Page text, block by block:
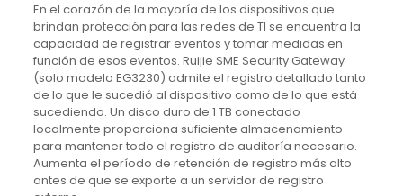
En el corazón de la mayoría de los dispositivos que
brindan protección para las redes de TI se encuentra la
capacidad de registrar eventos y tomar medidas en
función de esos eventos. Ruijie SME Security Gateway
(solo modelo EG3230) admite el registro detallado tanto
de lo que le sucedió al dispositivo como de lo que está
sucediendo. Un disco duro de 1 TB conectado
localmente proporciona suficiente almacenamiento
para mantener todo el registro de auditoría necesario.
Aumenta el período de retención de registro más alto
antes de que se exporte a un servidor de registro